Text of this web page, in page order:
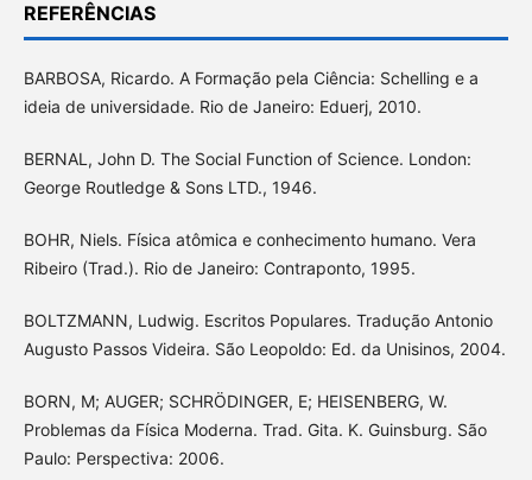
REFERÊNCIAS
BARBOSA, Ricardo. A Formação pela Ciência: Schelling e a
ideia de universidade. Rio de Janeiro: Eduerj, 2010.
BERNAL, John D. The Social Function of Science. London:
George Routledge & Sons LTD., 1946.
BOHR, Niels. Física atômica e conhecimento humano. Vera
Ribeiro (Trad.). Rio de Janeiro: Contraponto, 1995.
BOLTZMANN, Ludwig. Escritos Populares. Tradução Antonio
Augusto Passos Videira. São Leopoldo: Ed. da Unisinos, 2004.
BORN, M; AUGER; SCHRÖDINGER, E; HEISENBERG, W.
Problemas da Física Moderna. Trad. Gita. K. Guinsburg. São
Paulo: Perspectiva: 2006.